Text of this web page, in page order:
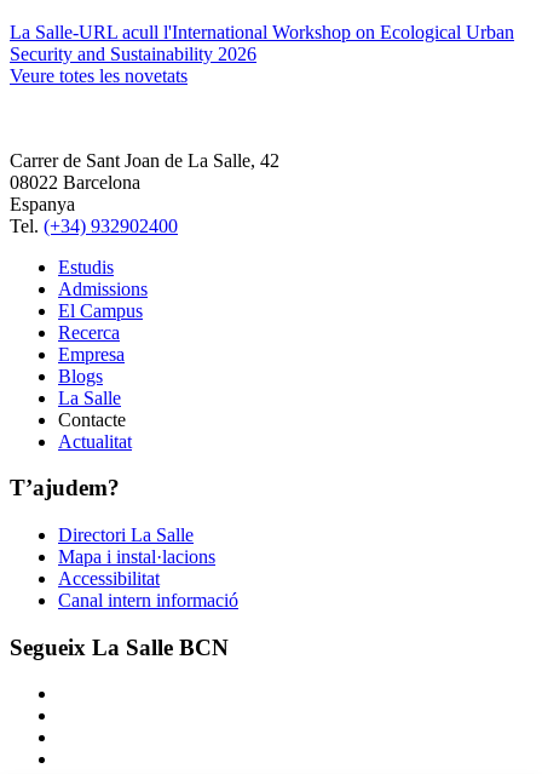
La Salle-URL acull l'International Workshop on Ecological Urban
Security and Sustainability 2026
Veure totes les novetats
Carrer de Sant Joan de La Salle, 42
08022 Barcelona
Espanya
Tel. (+34) 932902400
Estudis
Admissions
El Campus
Recerca
Empresa
Blogs
La Salle
Contacte
Actualitat
T’ajudem?
Directori La Salle
Mapa i instal·lacions
Accessibilitat
Canal intern informació
Segueix La Salle BCN